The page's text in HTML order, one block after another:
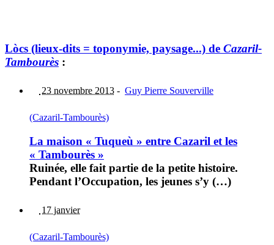
Lòcs (lieux-dits = toponymie, paysage...) de Cazaril-
Tambourès :
23 novembre 2013 - Guy Pierre Souverville
(Cazaril-Tambourès)
La maison « Tuqueù » entre Cazaril et les
« Tambourès »
Ruinée, elle fait partie de la petite histoire.
Pendant l’Occupation, les jeunes s’y (…)
17 janvier
(Cazaril-Tambourès)